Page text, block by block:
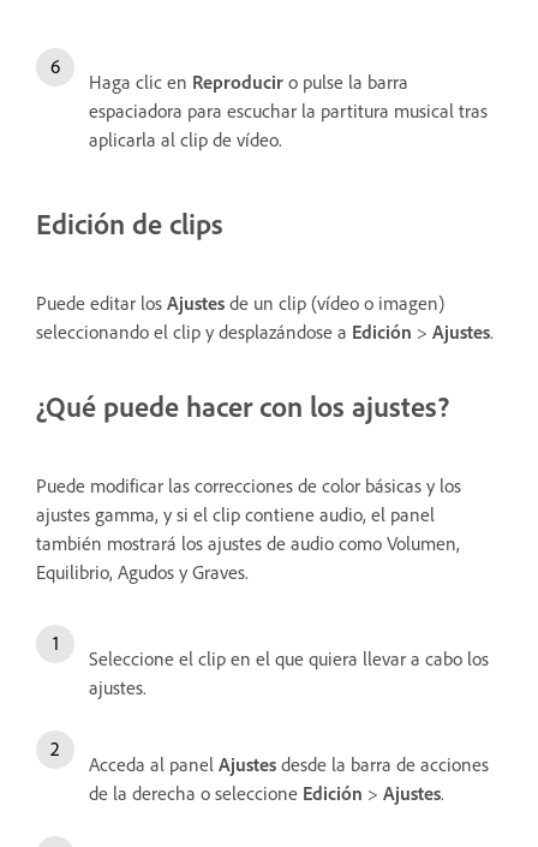
Haga clic en Reproducir o pulse la barra
espaciadora para escuchar la partitura musical tras
aplicarla al clip de vídeo.
Edición de clips
Puede editar los Ajustes de un clip (vídeo o imagen)
seleccionando el clip y desplazándose a Edición > Ajustes.
¿Qué puede hacer con los ajustes?
Puede modificar las correcciones de color básicas y los
ajustes gamma, y si el clip contiene audio, el panel
también mostrará los ajustes de audio como Volumen,
Equilibrio, Agudos y Graves.
Seleccione el clip en el que quiera llevar a cabo los
ajustes.
Acceda al panel Ajustes desde la barra de acciones
de la derecha o seleccione Edición > Ajustes.